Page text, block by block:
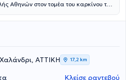
Αθηνών στον τομέα του καρκίνου του
δίπλα στους ασθενείς με καρκίνο σε
και την ανθρώπινη σχέση ιατρού -
εμπειρία ως ερευνητής σε μεγάλες
γεγονός που της επιτρέπει να
θεραπευτικές
τα Νοσοκομεία "Υγεία" και
ΑΤΤΙΚΗ 17,2 km
Κλείσε ραντεβού